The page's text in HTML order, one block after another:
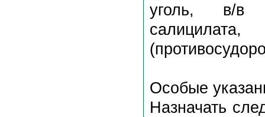
уголь, в/в
Особые
Назначать